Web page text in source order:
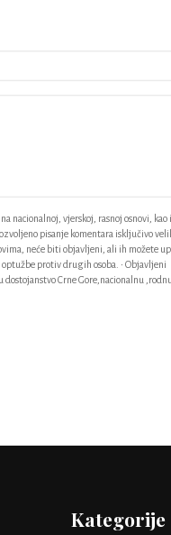
nacionalnoj, vjerskoj, rasnoj osnovi, kao i
pisanje komentara isključivo
neće biti objavljeni, ali ih možete
protiv drugih osoba. • Objavljeni
Crne Gore,nacionalnu
Kategorije